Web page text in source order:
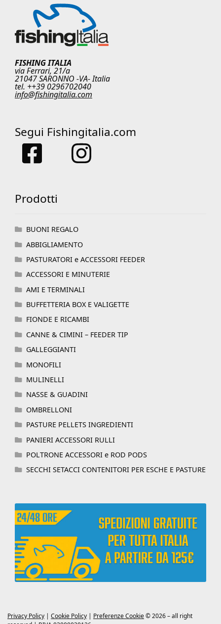
FISHING ITALIA
via Ferrari, 21/a
21047 SARONNO -VA- Italia
tel. ++39 0296702040
info@fishingitalia.com
Segui Fishingitalia.com
Prodotti
BUONI REGALO
ABBIGLIAMENTO
PASTURATORI e ACCESSORI FEEDER
ACCESSORI E MINUTERIE
AMI E TERMINALI
BUFFETTERIA BOX E VALIGETTE
FIONDE E RICAMBI
CANNE & CIMINI – FEEDER TIP
GALLEGGIANTI
MONOFILI
MULINELLI
NASSE & GUADINI
OMBRELLONI
PASTURE PELLETS INGREDIENTI
PANIERI ACCESSORI RULLI
POLTRONE ACCESSORI e ROD PODS
SECCHI SETACCI CONTENITORI PER ESCHE E PASTURE
Privacy Policy | Cookie Policy | Preferenze Cookie© 2026 – all right